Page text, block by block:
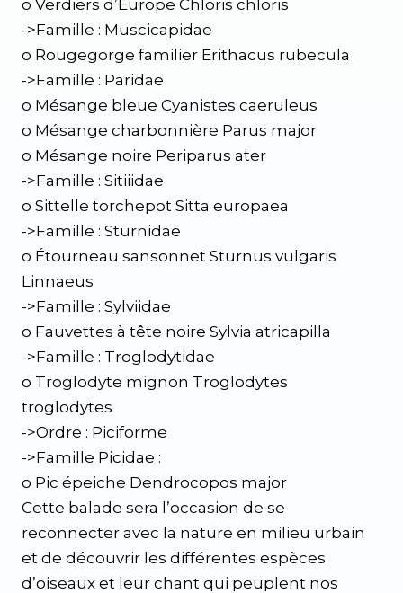
o Verdiers d’Europe Chloris chloris
->Famille : Muscicapidae
o Rougegorge familier Erithacus rubecula
->Famille : Paridae
o Mésange bleue Cyanistes caeruleus
o Mésange charbonnière Parus major
o Mésange noire Periparus ater
->Famille : Sitiiidae
o Sittelle torchepot Sitta europaea
->Famille : Sturnidae
o Étourneau sansonnet Sturnus vulgaris
Linnaeus
->Famille : Sylviidae
o Fauvettes à tête noire Sylvia atricapilla
->Famille : Troglodytidae
o Troglodyte mignon Troglodytes
troglodytes
->Ordre : Piciforme
->Famille Picidae :
o Pic épeiche Dendrocopos major
Cette balade sera l’occasion de se
reconnecter avec la nature en milieu urbain
et de découvrir les différentes espèces
d’oiseaux et leur chant qui peuplent nos